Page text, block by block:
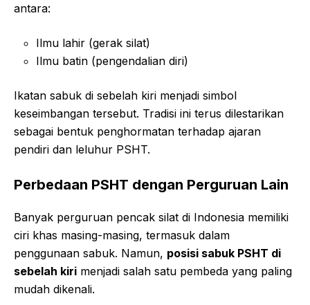
antara:
Ilmu lahir (gerak silat)
Ilmu batin (pengendalian diri)
Ikatan sabuk di sebelah kiri menjadi simbol
keseimbangan tersebut. Tradisi ini terus dilestarikan
sebagai bentuk penghormatan terhadap ajaran
pendiri dan leluhur PSHT.
Perbedaan PSHT dengan Perguruan Lain
Banyak perguruan pencak silat di Indonesia memiliki
ciri khas masing-masing, termasuk dalam
penggunaan sabuk. Namun, posisi sabuk PSHT di
sebelah kiri menjadi salah satu pembeda yang paling
mudah dikenali.